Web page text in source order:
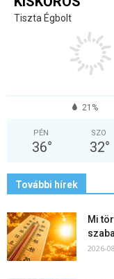
Tiszta Égbolt
21%
PÉN
36°
SZO
32°
További hírek
Mi
2026-